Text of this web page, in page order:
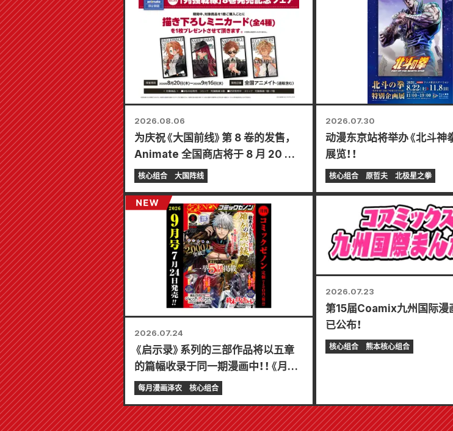
2026.08.06
为庆祝《大国前线》第 8 卷的发售，
Animate 全国商店将于 8 月 20 日
起举办限时展销会，届时可获得特制
迷你卡片（共 4 种）！
核心组合 大国阵线
2026.07.30
动漫东京站将举办《北斗神
展览！！
核心组合 原哲夫 北极星之拳
2026.07.24
《启示录》系列的三部作品将以五章
的篇幅收录于同一期漫画中！！《月刊
Comic Zenon》2026年9月刊将于
每月漫画泽农 核心组合
2026.07.23
第15届Coamix九州国际漫
已公布！
核心组合 熊本核心组合